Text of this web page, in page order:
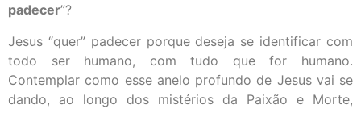
padecer”?
Jesus “quer” padecer porque deseja se identificar com
todo ser humano, com tudo que for humano.
Contemplar como esse anelo profundo de Jesus vai se
dando, ao longo dos mistérios da Paixão e Morte,